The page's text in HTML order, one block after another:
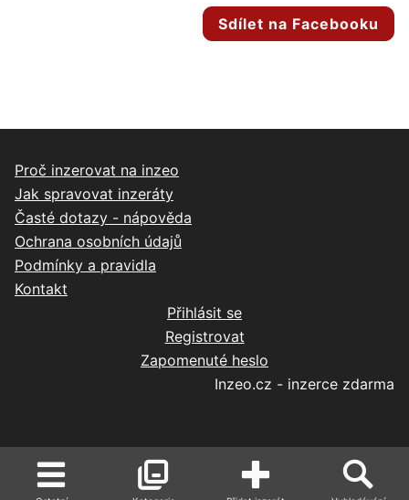
Sdílet na Facebooku
Proč inzerovat na inzeo
Jak spravovat inzeráty
Časté dotazy - nápověda
Ochrana osobních údajů
Podmínky a pravidla
Kontakt
Přihlásit se
Registrovat
Zapomenuté heslo
Inzeo.cz - inzerce zdarma